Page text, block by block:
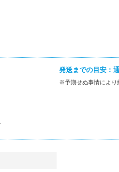
発送までの目安：
※予期せぬ事情により